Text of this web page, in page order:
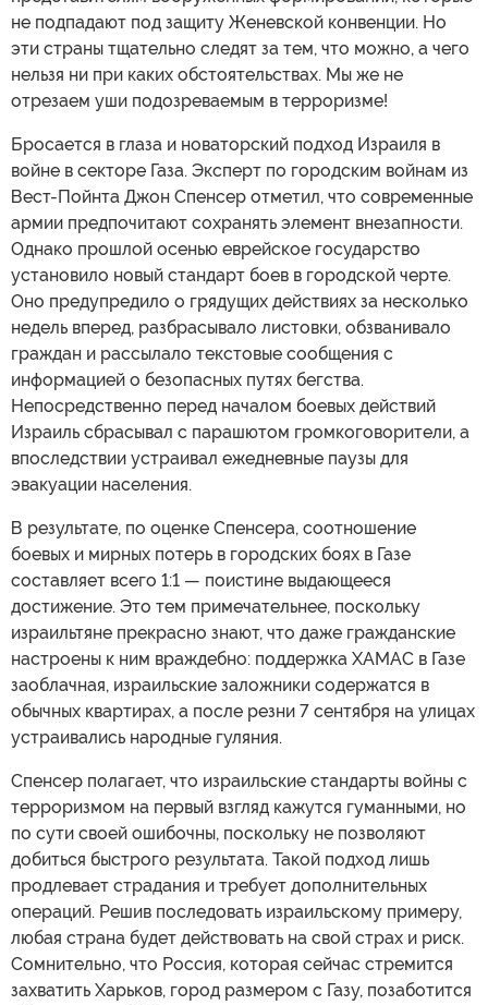
не подпадают под защиту Женевской конвенции. Но
эти страны тщательно следят за тем, что можно, а чего
нельзя ни при каких обстоятельствах. Мы же не
отрезаем уши подозреваемым в терроризме!
Бросается в глаза и новаторский подход Израиля в
войне в секторе Газа. Эксперт по городским войнам из
Вест-Пойнта Джон Спенсер отметил, что современные
армии предпочитают сохранять элемент внезапности.
Однако прошлой осенью еврейское государство
установило новый стандарт боев в городской черте.
Оно предупредило о грядущих действиях за несколько
недель вперед, разбрасывало листовки, обзванивало
граждан и рассылало текстовые сообщения с
информацией о безопасных путях бегства.
Непосредственно перед началом боевых действий
Израиль сбрасывал с парашютом громкоговорители, а
впоследствии устраивал ежедневные паузы для
эвакуации населения.
В результате, по оценке Спенсера, соотношение
боевых и мирных потерь в городских боях в Газе
составляет всего 1:1 — поистине выдающееся
достижение. Это тем примечательнее, поскольку
израильтяне прекрасно знают, что даже гражданские
настроены к ним враждебно: поддержка ХАМАС в Газе
заоблачная, израильские заложники содержатся в
обычных квартирах, а после резни 7 сентября на улицах
устраивались народные гуляния.
Спенсер полагает, что израильские стандарты войны с
терроризмом на первый взгляд кажутся гуманными, но
по сути своей ошибочны, поскольку не позволяют
добиться быстрого результата. Такой подход лишь
продлевает страдания и требует дополнительных
операций. Решив последовать израильскому примеру,
любая страна будет действовать на свой страх и риск.
Сомнительно, что Россия, которая сейчас стремится
захватить Харьков, город размером с Газу, позаботится